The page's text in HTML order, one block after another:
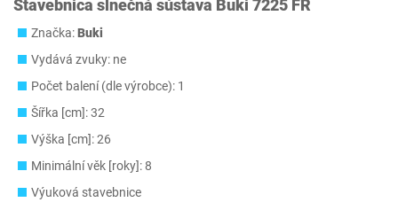
Stavebnica slnečná sústava Buki 7225 FR
Značka:Buki
Vydává zvuky: ne
Počet balení (dle výrobce): 1
Šířka [cm]: 32
Výška [cm]: 26
Minimální věk [roky]: 8
Výuková stavebnice